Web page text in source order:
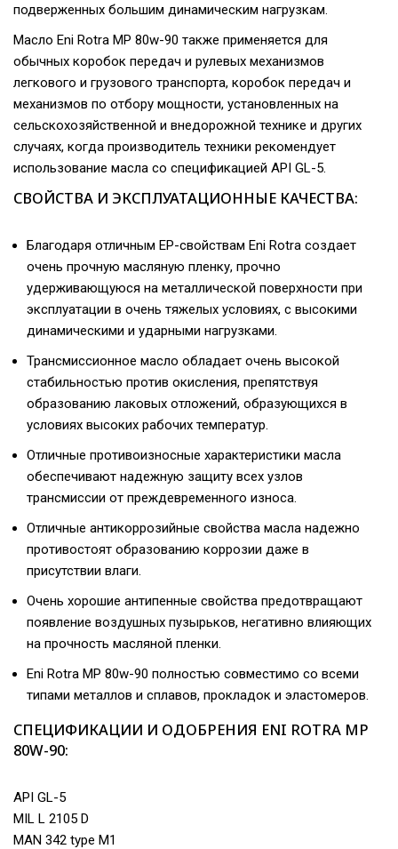
подверженных большим динамическим нагрузкам.
Масло Eni Rotra MP 80w-90 также применяется для
обычных коробок передач и рулевых механизмов
легкового и грузового транспорта, коробок передач и
механизмов по отбору мощности, установленных на
сельскохозяйственной и внедорожной технике и других
случаях, когда производитель техники рекомендует
использование масла со спецификацией API GL-5.
СВОЙСТВА И ЭКСПЛУАТАЦИОННЫЕ КАЧЕСТВА:
Благодаря отличным EP-свойствам Eni Rotra создает
очень прочную масляную пленку, прочно
удерживающуюся на металлической поверхности при
эксплуатации в очень тяжелых условиях, с высокими
динамическими и ударными нагрузками.
Трансмиссионное масло обладает очень высокой
стабильностью против окисления, препятствуя
образованию лаковых отложений, образующихся в
условиях высоких рабочих температур.
Отличные противоизносные характеристики масла
обеспечивают надежную защиту всех узлов
трансмиссии от преждевременного износа.
Отличные антикоррозийные свойства масла надежно
противостоят образованию коррозии даже в
присутствии влаги.
Очень хорошие антипенные свойства предотвращают
появление воздушных пузырьков, негативно влияющих
на прочность масляной пленки.
Eni Rotra MP 80w-90 полностью совместимо со всеми
типами металлов и сплавов, прокладок и эластомеров.
СПЕЦИФИКАЦИИ И ОДОБРЕНИЯ ENI ROTRA MP
80W-90:
API GL-5
MIL L 2105 D
MAN 342 type M1